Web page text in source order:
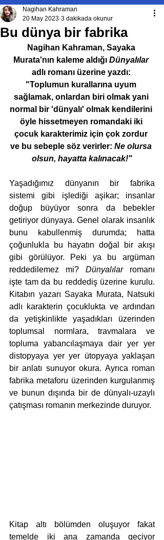
Bu dünya bir fabrika
Nagihan Kahraman
20 May 2023 3 dakikada okunur
Nagihan Kahraman, Sayaka
Murata'nın kaleme aldığı Dünyalılar
adlı romanı üzerine yazdı:
"Toplumun kurallarına uyum
sağlamak, onlardan biri olmak yani
normal bir 'dünyalı' olmak kendilerini
öyle hissetmeyen romandaki iki
çocuk karakterimiz için çok zordur
ve bu sebeple söz verirler: Ne olursa
olsun, hayatta kalınacak!"
Yaşadığımız dünyanın bir fabrika
sistemi gibi işlediği aşikar; insanlar
doğup büyüyor sonra da bebekler
getiriyor dünyaya. Genel olarak insanlık
bunu kabullenmiş durumda; hatta
çoğunlukla bu hayatın doğal bir akışı
gibi görülüyor. Peki ya bu argüman
reddedilemez mi? Dünyalılar romanı
işte tam da bu reddediş üzerine kurulu.
Kitabın yazarı Sayaka Murata, Natsuki
adlı karakterin çocuklukta ve ardından
da yetişkinlikte yaşadıkları üzerinden
toplumsal normlara, travmalara ve
topluma yabancılaşmaya dair yer yer
distopyaya yer yer ütopyaya yaklaşan
bir anlatı sunuyor okura. Ayrıca roman
fabrika metaforu üzerinden kurgulanmış
ve bunun dışında bir de dünyalı-uzaylı
çatışması romanın merkezinde duruyor.
Kitap altı bölümden oluşuyor fakat
temelde iki ana zamanda geçiyor